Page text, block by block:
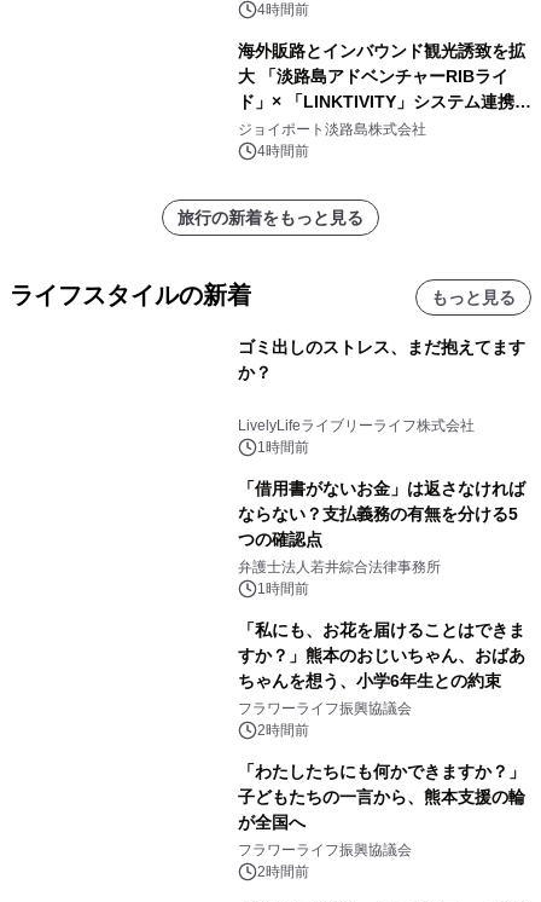
ート設計」へ刷新～
4時間前
海外販路とインバウンド観光誘致を拡
大 「淡路島アドベンチャーRIBライ
ド」× 「LINKTIVITY」システム連携を
開始！
ジョイポート淡路島株式会社
4時間前
旅行の新着をもっと見る
ライフスタイルの新着 もっと見る
ゴミ出しのストレス、まだ抱えてます
か？
LivelyLifeライブリーライフ株式会社
1時間前
「借用書がないお金」は返さなければ
ならない？支払義務の有無を分ける5
つの確認点
弁護士法人若井綜合法律事務所
1時間前
「私にも、お花を届けることはできま
すか？」熊本のおじいちゃん、おばあ
ちゃんを想う、小学6年生との約束
フラワーライフ振興協議会
2時間前
「わたしたちにも何かできますか？」
子どもたちの一言から、熊本支援の輪
が全国へ
フラワーライフ振興協議会
2時間前